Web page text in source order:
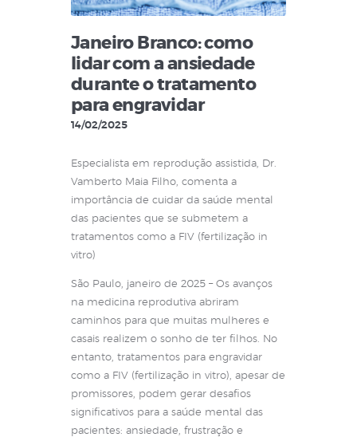
Janeiro Branco: como
lidar com a ansiedade
durante o tratamento
para engravidar
14/02/2025
Especialista em reprodução assistida, Dr.
Vamberto Maia Filho, comenta a
importância de cuidar da saúde mental
das pacientes que se submetem a
tratamentos como a FIV (fertilização in
vitro)
São Paulo, janeiro de 2025 – Os avanços
na medicina reprodutiva abriram
caminhos para que muitas mulheres e
casais realizem o sonho de ter filhos. No
entanto, tratamentos para engravidar
como a FIV (fertilização in vitro), apesar de
promissores, podem gerar desafios
significativos para a saúde mental das
pacientes: ansiedade, frustração e